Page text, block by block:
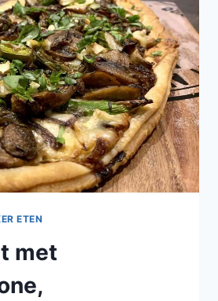
ETEN
met